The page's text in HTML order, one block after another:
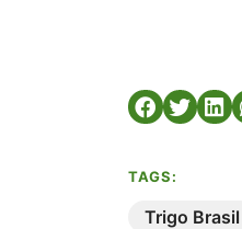
TAGS:
Trigo Brasil